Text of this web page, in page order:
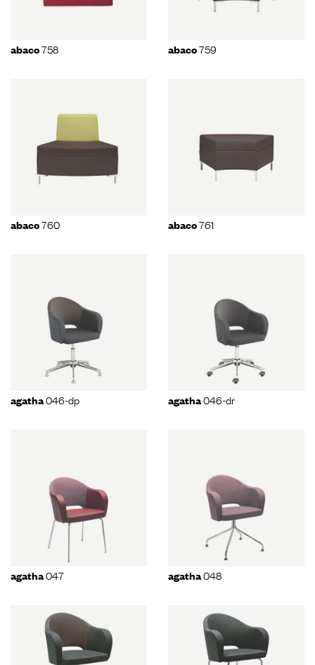
abaco758 abaco759
abaco760 abaco761
agatha046-dp agatha046-dr
agatha047 agatha048